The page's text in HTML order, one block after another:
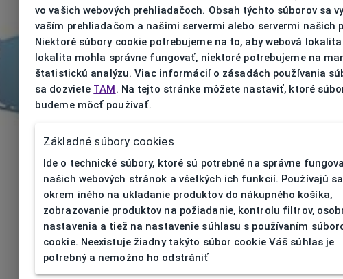
vo vašich webových prehliadačoch. Obsah týchto súborov sa
vaším prehliadačom a našimi servermi alebo servermi našich
Niektoré súbory cookie potrebujeme na to, aby webová lokalita
lokalita mohla správne fungovať, niektoré potrebujeme na
štatistickú analýzu. Viac informácií o zásadách používania
sa dozviete TAM. Na tejto stránke môžete nastaviť, ktoré
budeme môcť používať.
Základné súbory cookies
Ide o technické súbory, ktoré sú potrebné na správne
našich webových stránok a všetkých ich funkcií. Používajú sa
okrem iného na ukladanie produktov do nákupného košíka,
zobrazovanie produktov na požiadanie, kontrolu filtrov,
nastavenia a tiež na nastavenie súhlasu s používaním
cookie. Neexistuje žiadny takýto súbor cookie Váš súhlas je
potrebný a nemožno ho odstrániť